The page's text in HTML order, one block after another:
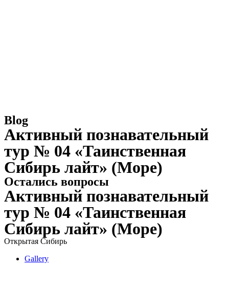
Blog
Активный познавательный
тур № 04 «Таинственная
Сибирь лайт» (Море)
Остались вопросы
Активный познавательный
тур № 04 «Таинственная
Сибирь лайт» (Море)
Открытая Сибирь
Gallery